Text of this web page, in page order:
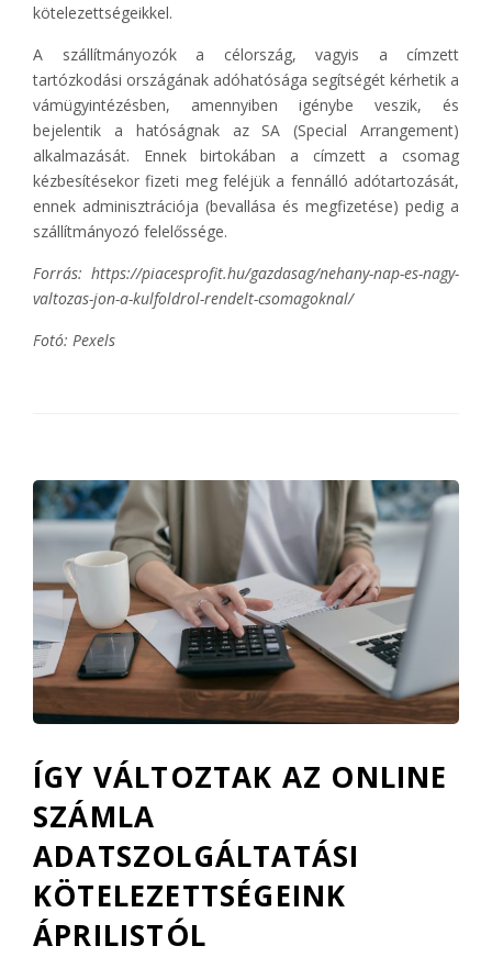
kötelezettségeikkel.
A szállítmányozók a célország, vagyis a címzett
tartózkodási országának adóhatósága segítségét kérhetik a
vámügyintézésben, amennyiben igénybe veszik, és
bejelentik a hatóságnak az SA (Special Arrangement)
alkalmazását. Ennek birtokában a címzett a csomag
kézbesítésekor fizeti meg feléjük a fennálló adótartozását,
ennek adminisztrációja (bevallása és megfizetése) pedig a
szállítmányozó felelőssége.
Forrás: https://piacesprofit.hu/gazdasag/nehany-nap-es-nagy-
valtozas-jon-a-kulfoldrol-rendelt-csomagoknal/
Fotó: Pexels
ÍGY VÁLTOZTAK AZ ONLINE
SZÁMLA
ADATSZOLGÁLTATÁSI
KÖTELEZETTSÉGEINK
ÁPRILISTÓL